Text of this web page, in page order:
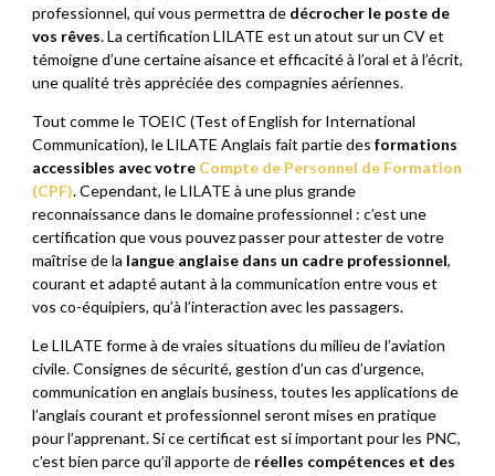
professionnel, qui vous permettra de décrocher le poste de
vos rêves. La certification LILATE est un atout sur un CV et
témoigne d’une certaine aisance et efficacité à l’oral et à l’écrit,
une qualité très appréciée des compagnies aériennes.
Tout comme le TOEIC (Test of English for International
Communication), le LILATE Anglais fait partie des formations
accessibles avec votre Compte de Personnel de Formation
(CPF). Cependant, le LILATE à une plus grande
reconnaissance dans le domaine professionnel : c’est une
certification que vous pouvez passer pour attester de votre
maîtrise de la langue anglaise dans un cadre professionnel,
courant et adapté autant à la communication entre vous et
vos co-équipiers, qu’à l’interaction avec les passagers.
Le LILATE forme à de vraies situations du milieu de l’aviation
civile. Consignes de sécurité, gestion d’un cas d’urgence,
communication en anglais business, toutes les applications de
l’anglais courant et professionnel seront mises en pratique
pour l’apprenant. Si ce certificat est si important pour les PNC,
c’est bien parce qu’il apporte de réelles compétences et des